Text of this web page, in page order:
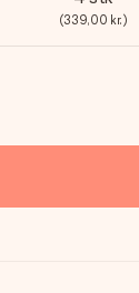
(339,00 kr.)